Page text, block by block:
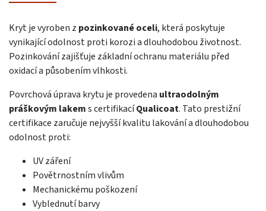
Kryt je vyroben z pozinkované oceli, která poskytuje
vynikající odolnost proti korozi a dlouhodobou životnost.
Pozinkování zajišťuje základní ochranu materiálu před
oxidací a působením vlhkosti.
Povrchová úprava krytu je provedena ultraodolným
práškovým lakems certifikacíQualicoat. Tato prestižní
certifikace zaručuje nejvyšší kvalitu lakování a dlouhodobou
odolnost proti:
UV záření
Povětrnostním vlivům
Mechanickému poškození
Vyblednutí barvy